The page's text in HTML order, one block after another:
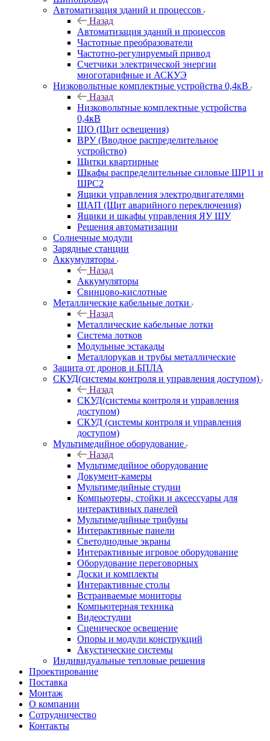
Автоматизация зданий и процессов
Назад
Автоматизация зданий и процессов
Частотные преобразователи
Частотно-регулируемый привод
Счетчики электрической энергии
многотарифные и АСКУЭ
Низковольтные комплектные устройства 0,4кВ
Назад
Низковольтные комплектные устройства
0,4кВ
ЩО (Щит освещения)
ВРУ (Вводное распределительное
устройство)
Щитки квартирные
Шкафы распределительные силовые ШР11 и
ШРС2
Ящики управления электродвигателями
ЩАП (Щит аварийного переключения)
Ящики и шкафы управления ЯУ ШУ
Решения автоматизации
Солнечные модули
Зарядные станции
Аккумуляторы
Назад
Аккумуляторы
Свинцово-кислотные
Металлические кабельные лотки
Назад
Металлические кабельные лотки
Система лотков
Модульные эстакады
Металлорукав и трубы металлические
Защита от дронов и БПЛА
СКУД(системы контроля и управления доступом)
Назад
СКУД(системы контроля и управления
доступом)
СКУД (системы контроля и управления
доступом)
Мультимедийное оборудование
Назад
Мультимедийное оборудование
Документ-камеры
Мультимедийные студии
Компьютеры, стойки и аксессуары для
интерактивных панелей
Мультимедийные трибуны
Интерактивные панели
Светодиодные экраны
Интерактивные игровое оборудование
Оборудование переговорных
Доски и комплекты
Интерактивные столы
Встраиваемые мониторы
Компьютерная техника
Видеостудии
Cценическое освещение
Опоры и модули конструкций
Акустические системы
Индивидуальные тепловые решения
Проектирование
Поставка
Монтаж
О компании
Сотрудничество
Контакты